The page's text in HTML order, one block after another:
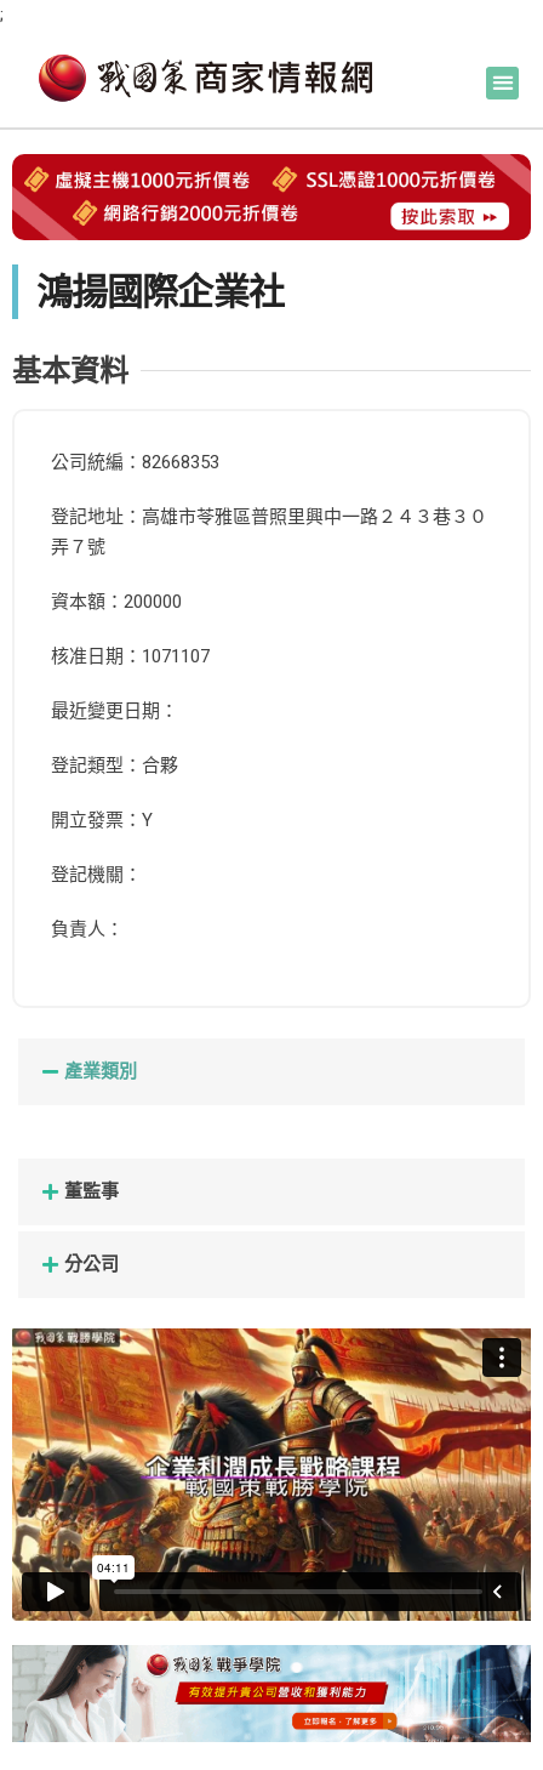
;
鴻揚國際企業社
基本資料
公司統編：82668353
登記地址：高雄市苓雅區普照里興中一路２４３巷３０
弄７號
資本額：200000
核准日期：1071107
最近變更日期：
登記類型：合夥
開立發票：Y
登記機關：
負責人：
產業類別
董監事
分公司